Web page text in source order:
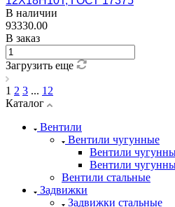
В наличии
93330.00
В заказ
Загрузить еще
1 2 3 ... 12
Каталог
Вентили
Вентили чугунные
Вентили
Вентили
Вентили стальные
Задвижки
Задвижки стальные